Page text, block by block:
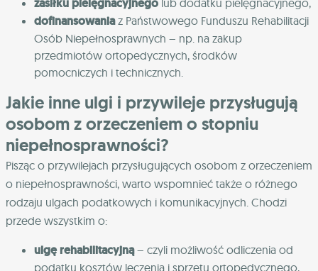
zasiłku pielęgnacyjnego lub dodatku pielęgnacyjnego,
dofinansowaniaz Państwowego Funduszu Rehabilitacji
Osób Niepełnosprawnych – np. na zakup
przedmiotów ortopedycznych, środków
pomocniczych i technicznych.
Jakie inne ulgi i przywileje przysługują
osobom z orzeczeniem o stopniu
niepełnosprawności?
Pisząc o przywilejach przysługujących osobom z orzeczeniem
o niepełnosprawności, warto wspomnieć także o różnego
rodzaju ulgach podatkowych i komunikacyjnych. Chodzi
przede wszystkim o:
ulgę rehabilitacyjną– czyli możliwość odliczenia od
podatku kosztów leczenia i sprzętu ortopedycznego,